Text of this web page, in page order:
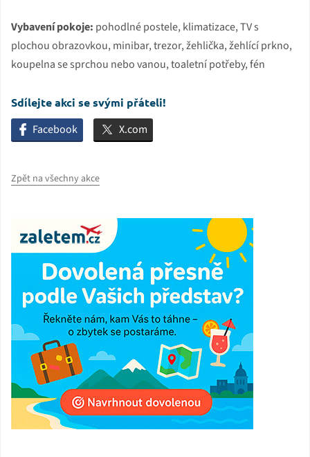
Vybavení pokoje: pohodlné postele, klimatizace, TV s
plochou obrazovkou, minibar, trezor, žehlička, žehlící prkno,
koupelna se sprchou nebo vanou, toaletní potřeby, fén
Sdílejte akci se svými přáteli!
Facebook X.com
Zpět na všechny akce